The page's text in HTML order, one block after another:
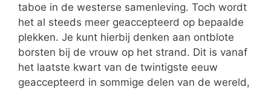
taboe in de westerse samenleving. Toch wordt
het al steeds meer geaccepteerd op bepaalde
plekken. Je kunt hierbij denken aan ontblote
borsten bij de vrouw op het strand. Dit is vanaf
het laatste kwart van de twintigste eeuw
geaccepteerd in sommige delen van de wereld,